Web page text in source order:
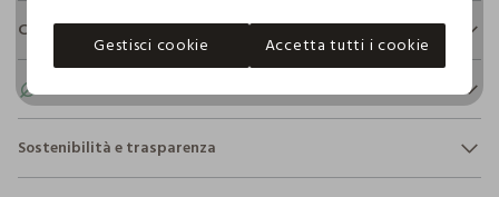
Composizione e cura
Composizione:
TESSUTO PRINCIPALE: 100% COTONE - IMBOTTITURA: 100%
POLIESTERE
NON CANDEGGIARE
Eco valore
Consumo d'acqua
utilizzati1.791,61 litri dacqua
Sostenibilità e trasparenza
Sicurezza
Gestisci cookie Accetta tutti i cookie